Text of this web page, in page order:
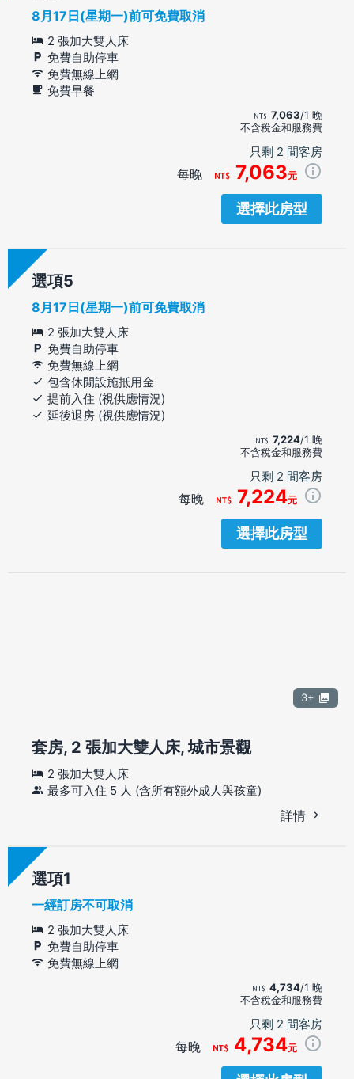
8月17日(星期一)前可免費取消
2 張加大雙人床
免費自助停車
免費無線上網
免費早餐
7,063/1 晚
不含稅金和服務費
只剩 2 間客房
每晚 7,063元
選擇此房型
選項
8月17日(星期一)前可免費取消
2 張加大雙人床
免費自助停車
免費無線上網
包含休閒設施抵用金
提前入住 (視供應情況)
延後退房 (視供應情況)
7,224/1 晚
不含稅金和服務費
只剩 2 間客房
每晚 7,224元
選擇此房型
3+
套房, 2 張加大雙人床, 城市景觀
2 張加大雙人床
最多可入住 5 人 (含所有額外成人與孩童)
詳情
選項
一經訂房不可取消
2 張加大雙人床
免費自助停車
免費無線上網
4,734/1 晚
不含稅金和服務費
只剩 2 間客房
每晚 4,734元